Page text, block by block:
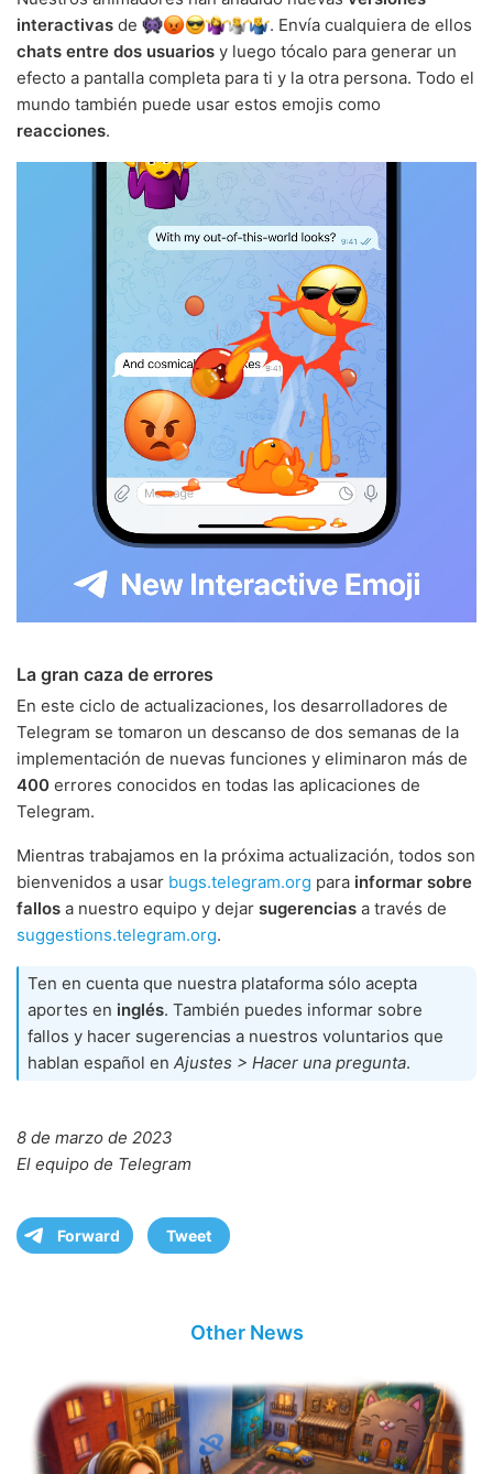
interactivas de
. Envía cualquiera de ellos
chats entre dos usuarios y luego tócalo para generar un
efecto a pantalla completa para ti y la otra persona. Todo el
mundo también puede usar estos emojis como
reacciones.
La gran caza de errores
En este ciclo de actualizaciones, los desarrolladores de
Telegram se tomaron un descanso de dos semanas de la
implementación de nuevas funciones y eliminaron más de
400 errores conocidos en todas las aplicaciones de
Telegram.
Mientras trabajamos en la próxima actualización, todos son
bienvenidos a usar bugs.telegram.org para informar sobre
fallos a nuestro equipo y dejar sugerencias a través de
suggestions.telegram.org.
Ten en cuenta que nuestra plataforma sólo acepta
aportes en inglés. También puedes informar sobre
fallos y hacer sugerencias a nuestros voluntarios que
hablan español en Ajustes > Hacer una pregunta.
8 de marzo de 2023
El equipo de Telegram
Forward Tweet
Other News